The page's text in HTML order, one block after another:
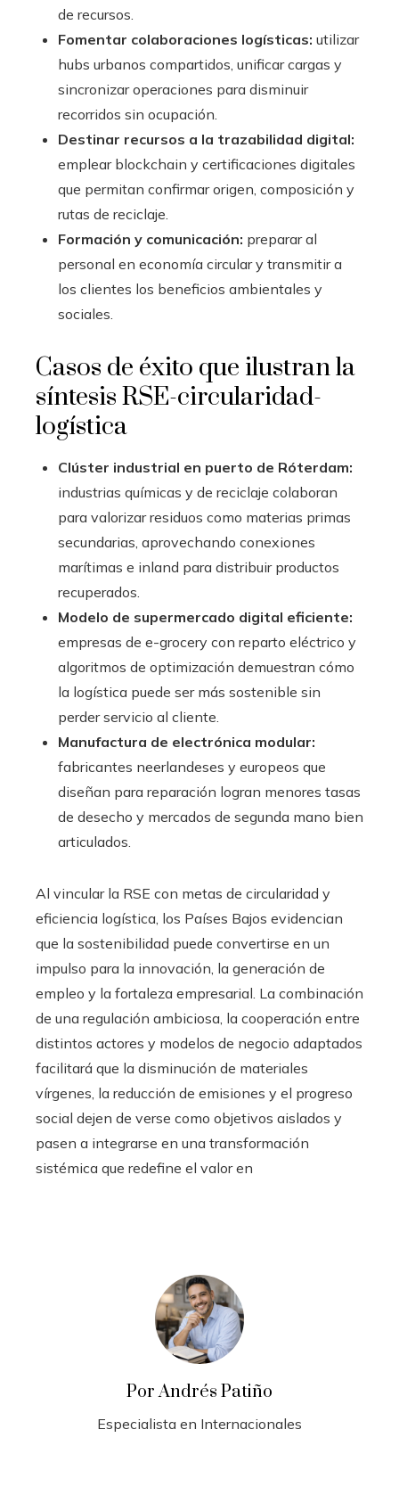
de recursos.
Fomentar colaboraciones logísticas: utilizar
hubs urbanos compartidos, unificar cargas y
sincronizar operaciones para disminuir
recorridos sin ocupación.
Destinar recursos a la trazabilidad digital:
emplear blockchain y certificaciones digitales
que permitan confirmar origen, composición y
rutas de reciclaje.
Formación y comunicación: preparar al
personal en economía circular y transmitir a
los clientes los beneficios ambientales y
sociales.
Casos de éxito que ilustran la
síntesis RSE-circularidad-
logística
Clúster industrial en puerto de Róterdam:
industrias químicas y de reciclaje colaboran
para valorizar residuos como materias primas
secundarias, aprovechando conexiones
marítimas e inland para distribuir productos
recuperados.
Modelo de supermercado digital eficiente:
empresas de e-grocery con reparto eléctrico y
algoritmos de optimización demuestran cómo
la logística puede ser más sostenible sin
perder servicio al cliente.
Manufactura de electrónica modular:
fabricantes neerlandeses y europeos que
diseñan para reparación logran menores tasas
de desecho y mercados de segunda mano bien
articulados.
Al vincular la RSE con metas de circularidad y
eficiencia logística, los Países Bajos evidencian
que la sostenibilidad puede convertirse en un
impulso para la innovación, la generación de
empleo y la fortaleza empresarial. La combinación
de una regulación ambiciosa, la cooperación entre
distintos actores y modelos de negocio adaptados
facilitará que la disminución de materiales
vírgenes, la reducción de emisiones y el progreso
social dejen de verse como objetivos aislados y
pasen a integrarse en una transformación
sistémica que redefine el valor en
Por Andrés Patiño
Especialista en Internacionales